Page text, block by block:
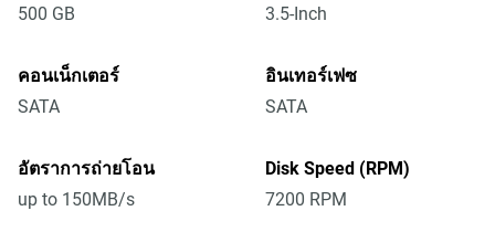
500 GB
3.5-Inch
คอนเน็กเตอร์
SATA
อินเทอร์เฟซ
SATA
อัตราการถ่ายโอน
up to 150MB/s
Disk Speed (RPM)
7200 RPM